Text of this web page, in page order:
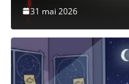
31 mai 2026